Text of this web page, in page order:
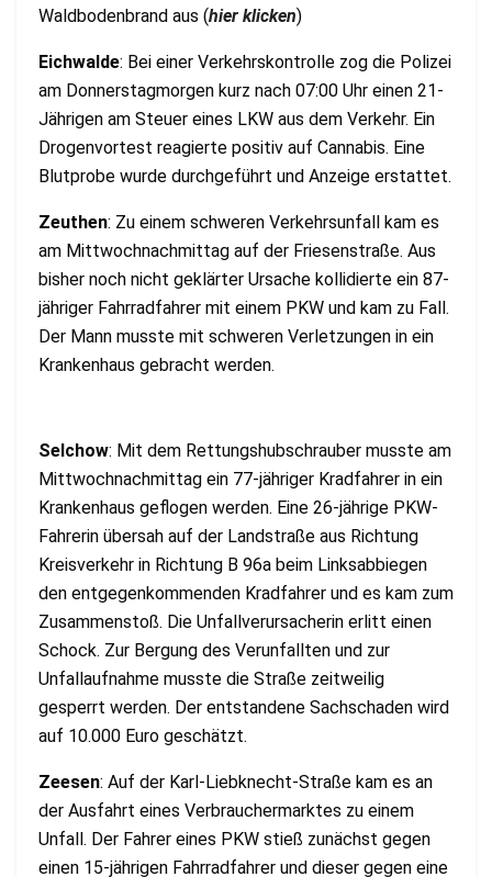
Waldbodenbrand aus (hier klicken)
Eichwalde: Bei einer Verkehrskontrolle zog die Polizei
am Donnerstagmorgen kurz nach 07:00 Uhr einen 21-
Jährigen am Steuer eines LKW aus dem Verkehr. Ein
Drogenvortest reagierte positiv auf Cannabis. Eine
Blutprobe wurde durchgeführt und Anzeige erstattet.
Zeuthen: Zu einem schweren Verkehrsunfall kam es
am Mittwochnachmittag auf der Friesenstraße. Aus
bisher noch nicht geklärter Ursache kollidierte ein 87-
jähriger Fahrradfahrer mit einem PKW und kam zu Fall.
Der Mann musste mit schweren Verletzungen in ein
Krankenhaus gebracht werden.
Selchow: Mit dem Rettungshubschrauber musste am
Mittwochnachmittag ein 77-jähriger Kradfahrer in ein
Krankenhaus geflogen werden. Eine 26-jährige PKW-
Fahrerin übersah auf der Landstraße aus Richtung
Kreisverkehr in Richtung B 96a beim Linksabbiegen
den entgegenkommenden Kradfahrer und es kam zum
Zusammenstoß. Die Unfallverursacherin erlitt einen
Schock. Zur Bergung des Verunfallten und zur
Unfallaufnahme musste die Straße zeitweilig
gesperrt werden. Der entstandene Sachschaden wird
auf 10.000 Euro geschätzt.
Zeesen: Auf der Karl-Liebknecht-Straße kam es an
der Ausfahrt eines Verbrauchermarktes zu einem
Unfall. Der Fahrer eines PKW stieß zunächst gegen
einen 15-jährigen Fahrradfahrer und dieser gegen eine